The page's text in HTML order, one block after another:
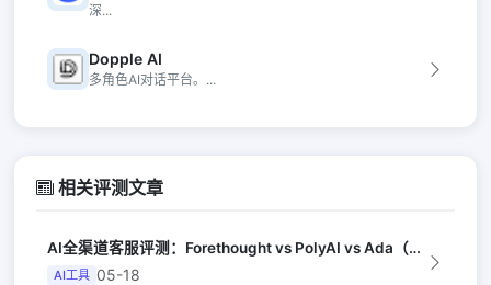
深...
Dopple AI
多角色AI对话平台。...
相关评测文章
AI全渠道客服评测：Forethought vs PolyAI vs Ada（G...
AI工具 05-18